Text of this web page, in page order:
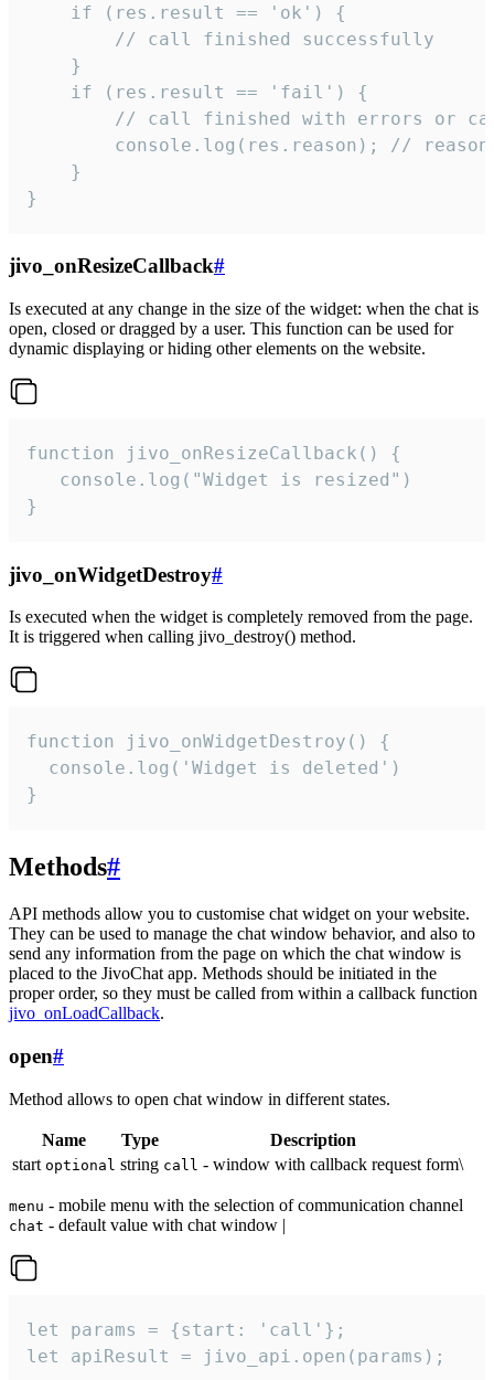
    if (res.result == 'ok') {
        // call finished successfully
    }
    if (res.result == 'fail') {
// call finished with errors or
console.log(res.reason); //
    }
}
jivo_onResizeCallback#
Is executed at any change in the size of the widget: when the chat is
open, closed or dragged by a user. This function can be used for
dynamic displaying or hiding other elements on the website.
function jivo_onResizeCallback() {
   console.log("Widget is resized")
}
jivo_onWidgetDestroy#
Is executed when the widget is completely removed from the page.
It is triggered when calling jivo_destroy() method.
function jivo_onWidgetDestroy() {
  console.log('Widget is deleted')
}
Methods#
API methods allow you to customise chat widget on your website.
They can be used to manage the chat window behavior, and also to
send any information from the page on which the chat window is
placed to the JivoChat app. Methods should be initiated in the
proper order, so they must be called from within a callback function
jivo_onLoadCallback.
open#
Method allows to open chat window in different states.
Name Type
Description
start optional string call - window with callback request form\
menu - mobile menu with the selection of communication channel
chat - default value with chat window |
let params = {start: 'call'};
let apiResult = jivo_api.open(params);